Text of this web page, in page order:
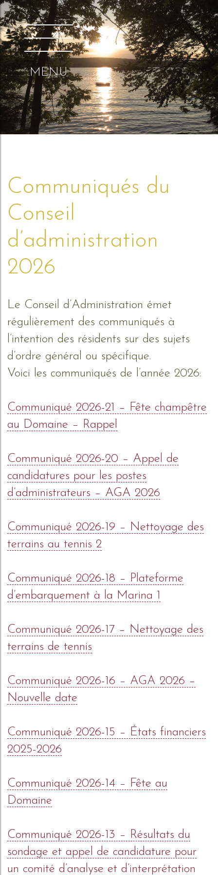
MENU
Communiqués du
Conseil
d’administration
2026
Le Conseil d’Administration émet
régulièrement des communiqués à
l’intention des résidents sur des sujets
d’ordre général ou spécifique.
Voici les communiqués de l’année 2026:
Communiqué 2026-21 – Fête champêtre
au Domaine – Rappel
Communiqué 2026-20 – Appel de
candidatures pour les postes
d’administrateurs – AGA 2026
Communiqué 2026-19 – Nettoyage des
terrains au tennis 2
Communiqué 2026-18 – Plateforme
d’embarquement à la Marina 1
Communiqué 2026-17 – Nettoyage des
terrains de tennis
Communiqué 2026-16 – AGA 2026 –
Nouvelle date
Communiqué 2026-15 – États financiers
2025-2026
Communiqué 2026-14 – Fête au
Domaine
Communiqué 2026-13 – Résultats du
sondage et appel de candidature pour
un comité d’analyse et d’interprétation